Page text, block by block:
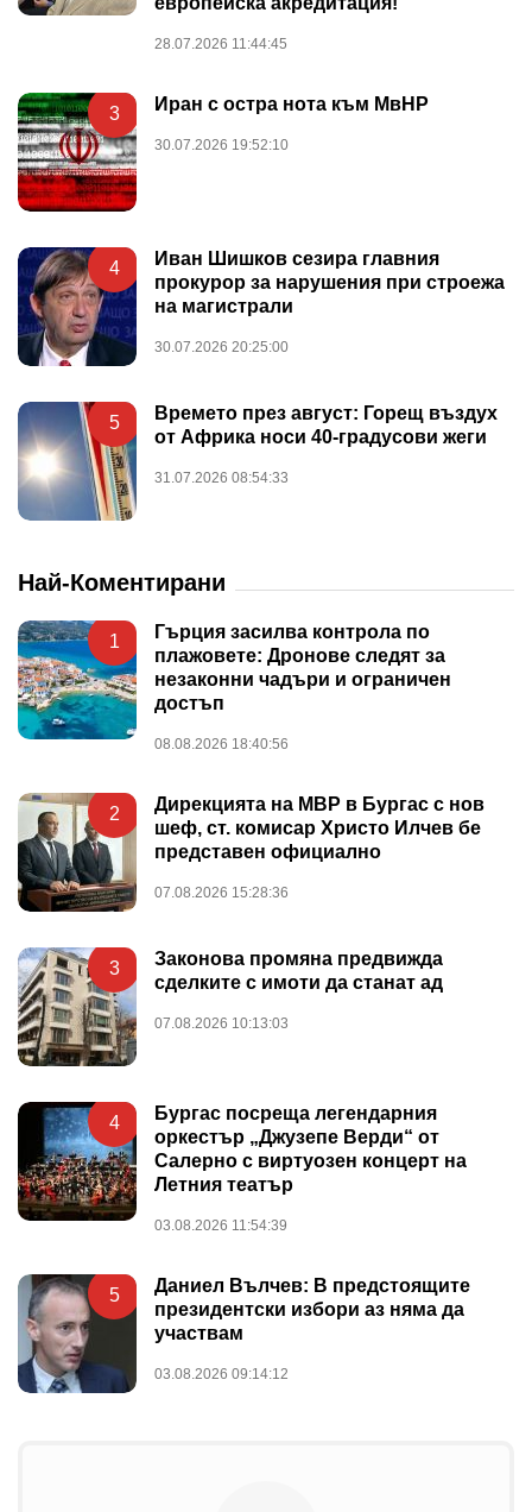
28.07.2026 11:44:45
3 Иран с остра нота към МвНР
30.07.2026 19:52:10
4
Иван Шишков сезира главния
прокурор за нарушения при строежа
на магистрали
30.07.2026 20:25:00
5
Времето през август: Горещ въздух
от Африка носи 40-градусови жеги
31.07.2026 08:54:33
Най-Коментирани
1
Гърция засилва контрола по
плажовете: Дронове следят за
незаконни чадъри и ограничен
достъп
08.08.2026 18:40:56
2
Дирекцията на МВР в Бургас с нов
шеф, ст. комисар Христо Илчев бе
представен официално
07.08.2026 15:28:36
3
Законова промяна предвижда
сделките с имоти да станат ад
07.08.2026 10:13:03
4
Бургас посреща легендарния
оркестър „Джузепе Верди“ от
Салерно с виртуозен концерт на
Летния театър
03.08.2026 11:54:39
5
Даниел Вълчев: В предстоящите
президентски избори аз няма да
участвам
03.08.2026 09:14:12